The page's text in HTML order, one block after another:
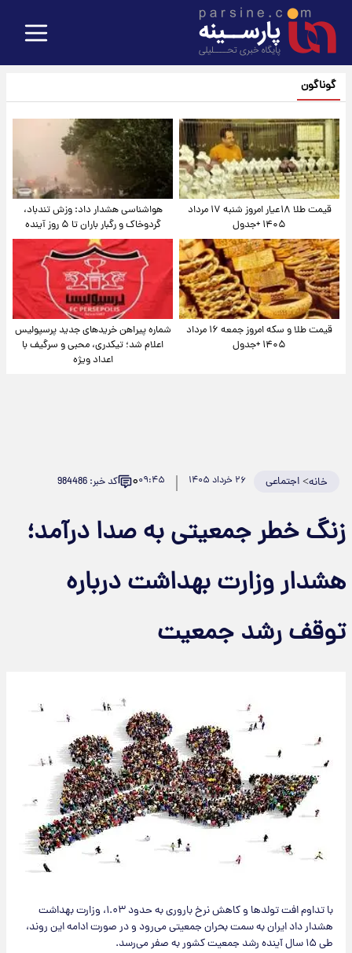
گوناگون
قیمت طلا ۱۸عیار امروز شنبه ۱۷ مرداد
۱۴۰۵ +جدول
هواشناسی هشدار داد: وزش تندباد،
گردوخاک و رگبار باران تا ۵ روز آینده
قیمت طلا و سکه امروز جمعه ۱۶ مرداد
۱۴۰۵ +جدول
شماره پیراهن خریدهای جدید پرسپولیس
اعلام شد؛ تیکدری، محبی و سرگیف با
اعداد ویژه
خانه>اجتماعی ۲۶ خرداد ۱۴۰۵ ۰۹:۴۵۰ کد خبر: 984486
زنگ خطر جمعیتی به صدا درآمد؛
هشدار وزارت بهداشت درباره
توقف رشد جمعیت
با تداوم افت تولدها و کاهش نرخ باروری به حدود ۱.۰۳، وزارت بهداشت
هشدار داد ایران به سمت بحران جمعیتی می‌رود و در صورت ادامه این روند،
طی ۱۵ سال آینده رشد جمعیت کشور به صفر می‌رسد.